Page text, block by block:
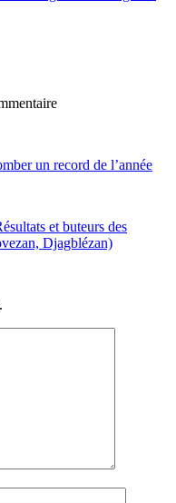
un record de l’année
et buteurs des
Djagblézan)